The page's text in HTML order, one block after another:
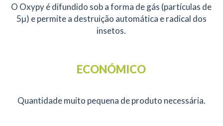
O Oxypy é difundido sob a forma de gás (partículas de
5μ) e permite a destruição automática e radical dos
insetos.
ECONÓMICO
Quantidade muito pequena de produto necessária.